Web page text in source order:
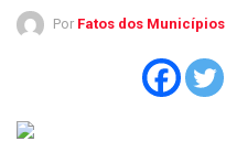
Por Fatos dos Municípios